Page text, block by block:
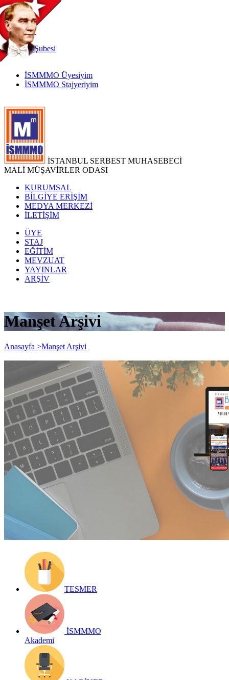
TR
|
EN
İnternetŞubesi
İSMMMO Üyesiyim
İSMMMO Stajyeriyim
İSTANBUL SERBEST MUHASEBECİ
MALİ MÜŞAVİRLER ODASI
KURUMSAL
BİLGİYE ERİŞİM
MEDYA MERKEZİ
İLETİŞİM
ÜYE
STAJ
EĞİTİM
MEVZUAT
YAYINLAR
ARŞİV
Manşet Arşivi
Anasayfa >Manşet Arşivi
Bizden Haberler 371
Yayın Tarihi: 5 Ocak 2025
Detay bilgiler:https://dergilik.ismmmo.org.tr/bizdenhaberler/371/
TESMER
İSMMMO
Akademi